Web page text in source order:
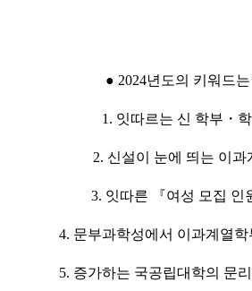
● 2024년도의 키워드는
1. 잇따르는 신 학부・
2. 신설이 눈에 띄는 이과
3. 잇따른 『여성 모집 인
4. 문부과학성에서 이과계열학
5. 증가하는 국공립대학의 문